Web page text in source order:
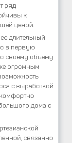
ряд
к
ценой.
длительный
в первую
своему объему
огромным
с выработкой
комфортно
дома с
связанно